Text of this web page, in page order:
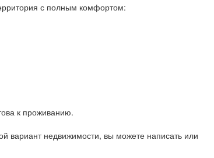
с полным комфортом:
к проживанию.
вариант недвижимости, вы можете написать или